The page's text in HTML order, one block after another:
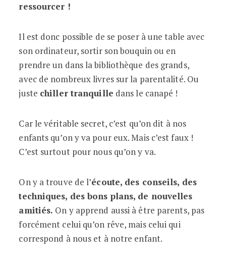
ressourcer !
Il est donc possible de se poser à une table avec
son ordinateur, sortir son bouquin ou en
prendre un dans la bibliothèque des grands,
avec de nombreux livres sur la parentalité. Ou
juste chiller tranquille dans le canapé !
Car le véritable secret, c’est qu’on dit à nos
enfants qu’on y va pour eux. Mais c’est faux !
C’est surtout pour nous qu’on y va.
On y a trouve de l’écoute, des conseils, des
techniques, des bons plans, de nouvelles
amitiés. On y apprend aussi à être parents, pas
forcément celui qu’on rêve, mais celui qui
correspond à nous et à notre enfant.